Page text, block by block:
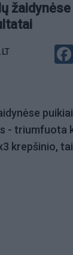
- triumfuota
krepšinio,